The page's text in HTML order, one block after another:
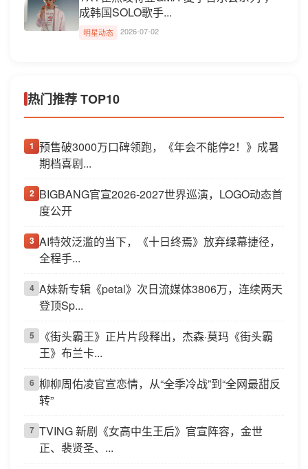
成韩国SOLO歌手...
明星动态 2026-07-02
热门推荐 TOP10
1 预售破3000万口碑领跑，《年会不能停2！》成暑
期档喜剧...
2 BIGBANG官宣2026-2027世界巡演，LOGO动态首
度公开
3 AI特效泛滥的当下，《十日终焉》放弃绿幕捷径，
全程手...
4 A妹新专辑《petal》次日流媒体3806万，连续两天
登顶Sp...
5
《街头霸王》正片片段释出，杰森·莫玛《街头霸
王》布兰卡...
6 柳柳周佑凌官宣恋情，从“全季冷战”到“全网最甜反
转”
7 TVING 新剧《女高中生王后》官宣阵容，金世
正、裴贤圣、...